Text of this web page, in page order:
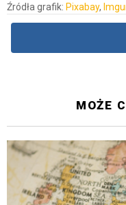
Źródła grafik: Pixabay,
MOŻE